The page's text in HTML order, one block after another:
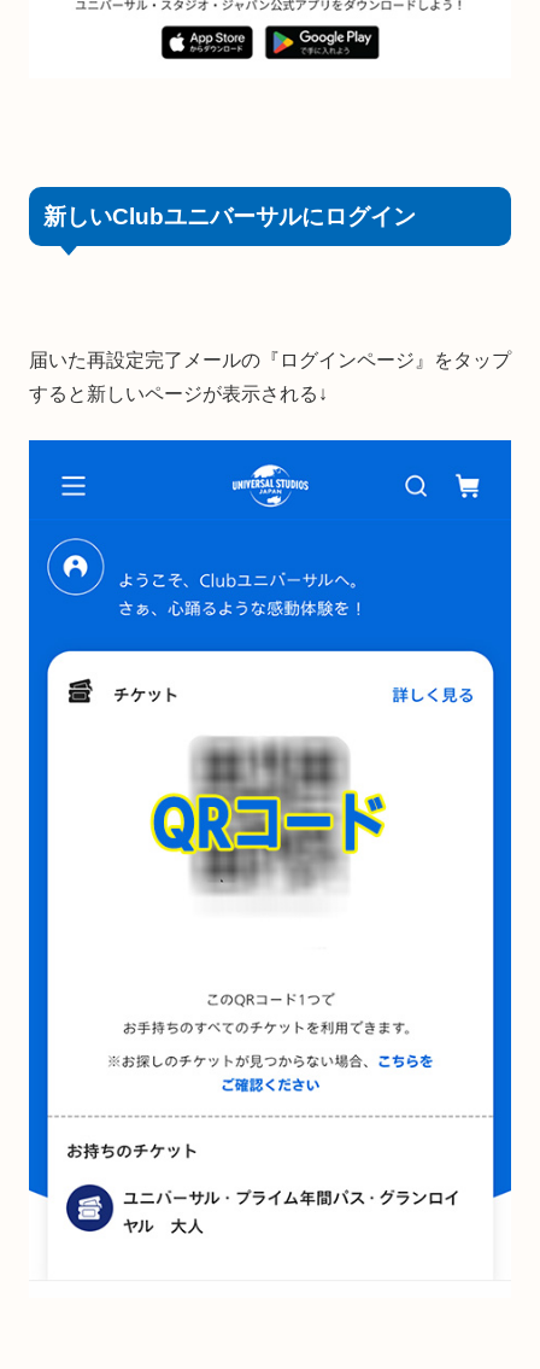
新しいClubユニバーサルにログイン
届いた再設定完了メールの『ログインページ』をタップ
すると新しいページが表示される↓